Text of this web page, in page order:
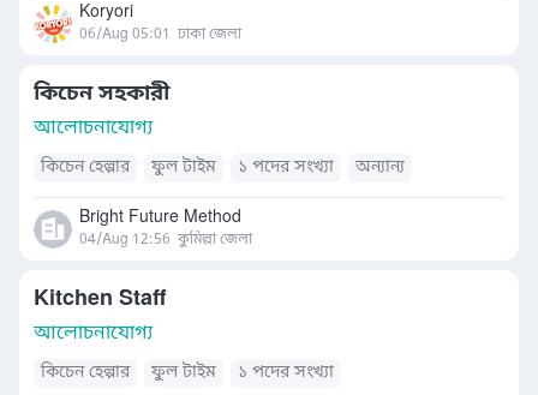
Koryori
06/Aug 05:01 ঢাকা জেলা
কিচেন সহকারী
আলোচনাযোগ্য
কিচেন হেল্পার ফুল টাইম ১ পদের সংখ্যা অন্যান্য
Bright Future Method
04/Aug 12:56 কুমিল্লা জেলা
Kitchen Staff
আলোচনাযোগ্য
কিচেন হেল্পার ফুল টাইম ১ পদের সংখ্যা